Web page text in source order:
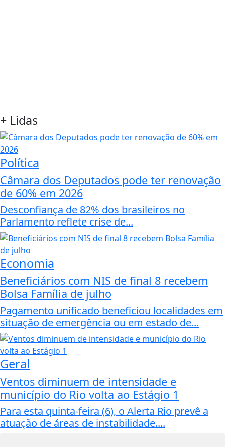
+ Lidas
Política
Câmara dos Deputados pode ter renovação
de 60% em 2026
Desconfiança de 82% dos brasileiros no
Parlamento reflete crise de...
Economia
Beneficiários com NIS de final 8 recebem
Bolsa Família de julho
Pagamento unificado beneficiou localidades em
situação de emergência ou em estado de...
Geral
Ventos diminuem de intensidade e
município do Rio volta ao Estágio 1
Para esta quinta-feira (6), o Alerta Rio prevê a
atuação de áreas de instabilidade....